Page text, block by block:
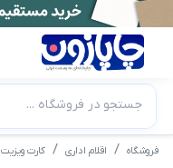
جستجو در فروشگاه ...
فروشگاه اقلام اداری کارت ویزیت